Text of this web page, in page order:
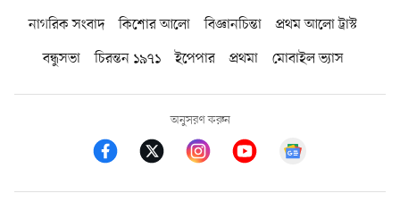
নাগরিক সংবাদ কিশোর আলো বিজ্ঞানচিন্তা
প্রথম আলো ট্রাস্ট
বন্ধুসভা
চিরন্তন ১৯৭১ ইপেপার প্রথমা মোবাইল ভ্যাস
অনুসরণ করুন